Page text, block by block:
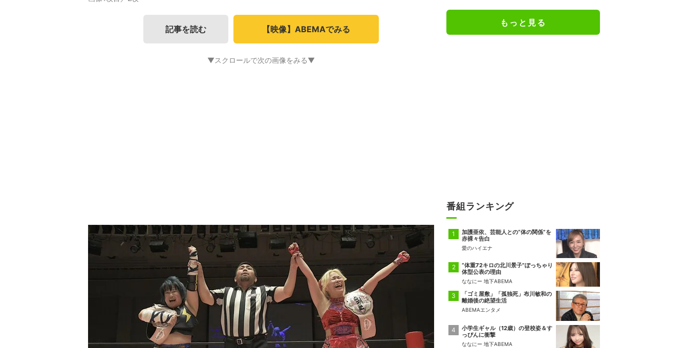
記事を読む 【映像】ABEMAでみる
▼スクロールで次の画像をみる▼
もっと見る
番組ランキング
加護亜依、芸能人との“体の関係”を
赤裸々告白
愛のハイエナ
“体重72キロの北川景子”ぽっちゃり
体型公表の理由
ななにー 地下ABEMA
「ゴミ屋敷」「孤独死」布川敏和の
離婚後の絶望生活
ABEMAエンタメ
小学生ギャル（12歳）の登校姿＆す
っぴんに衝撃
ななにー 地下ABEMA